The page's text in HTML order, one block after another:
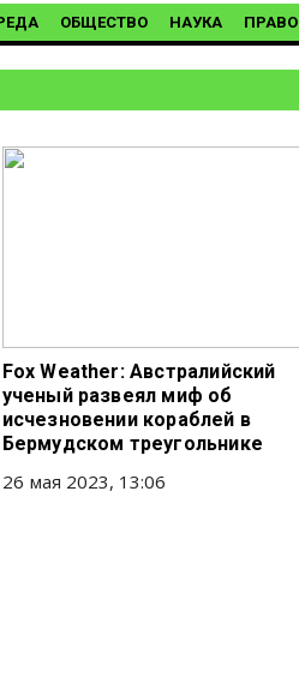
ОБЩЕСТВО НАУКА ПРАВО
Fox Weather: Австралийский
ученый развеял миф об
исчезновении кораблей в
Бермудском треугольнике
26 мая 2023, 13:06